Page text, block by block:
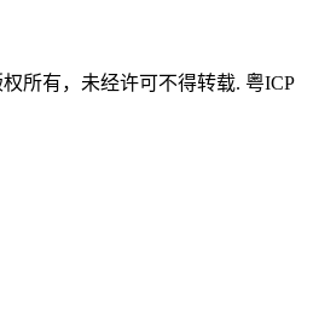
所有，未经许可不得转载. 粤ICP